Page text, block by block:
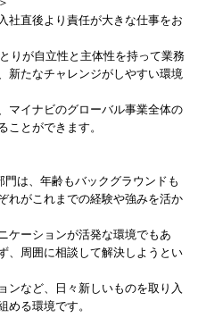
社直後より責任が大きな仕事をお
りが自立性と主体性を持って業務
新たなチャレンジがしやすい環境
マイナビのグローバル事業全体の
ことができます。
門は、年齢もバックグラウンドも
れがこれまでの経験や強みを活か
ケーションが活発な環境でもあ
、周囲に相談して解決しようとい
ンなど、日々新しいものを取り入
める環境です。